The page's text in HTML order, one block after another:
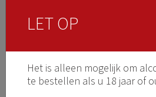
LET OP
Het is alleen mogelijk om
te bestellen als u 18 jaar of